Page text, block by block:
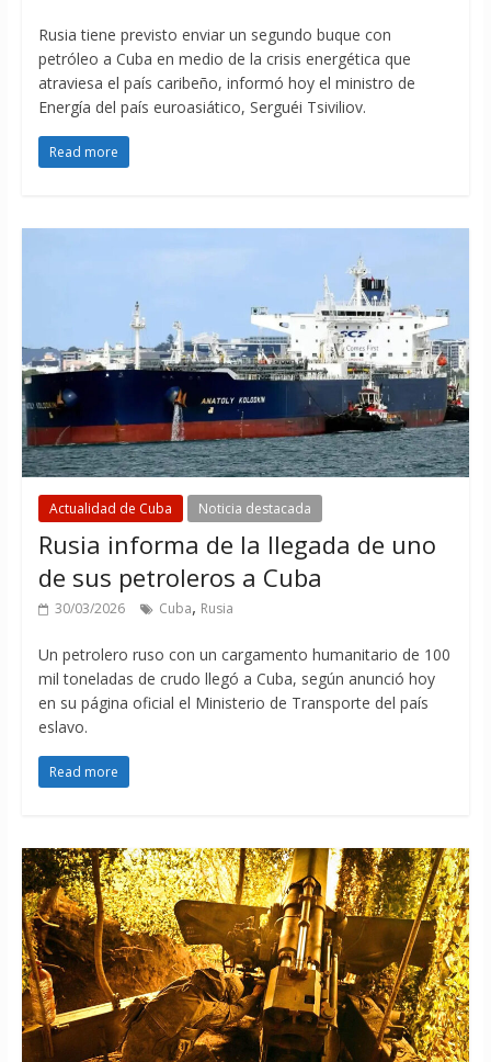
Rusia tiene previsto enviar un segundo buque con
petróleo a Cuba en medio de la crisis energética que
atraviesa el país caribeño, informó hoy el ministro de
Energía del país euroasiático, Serguéi Tsiviliov.
Read more
Actualidad de Cuba Noticia destacada
Rusia informa de la llegada de uno
de sus petroleros a Cuba
30/03/2026 Cuba, Rusia
Un petrolero ruso con un cargamento humanitario de 100
mil toneladas de crudo llegó a Cuba, según anunció hoy
en su página oficial el Ministerio de Transporte del país
eslavo.
Read more